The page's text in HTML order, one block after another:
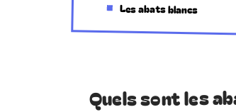
Les abats blancs
Quels sont les